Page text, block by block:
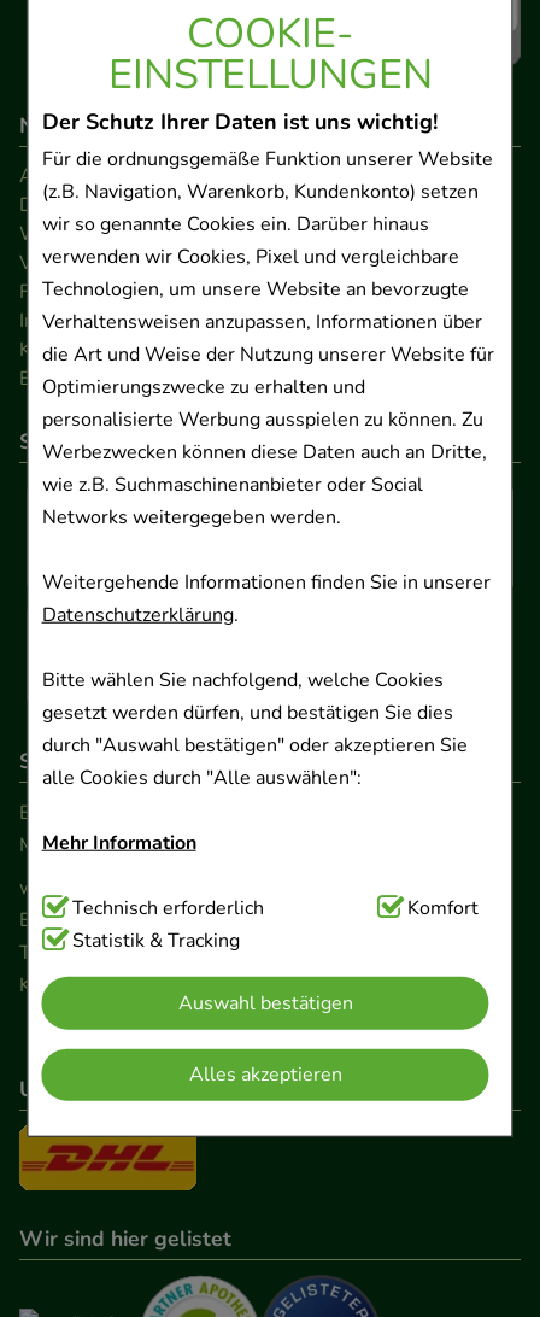
COOKIE-
EINSTELLUNGEN
Der Schutz Ihrer Daten ist uns wichtig!
Für die ordnungsgemäße Funktion unserer Website
(z.B. Navigation, Warenkorb, Kundenkonto) setzen
wir so genannte Cookies ein. Darüber hinaus
verwenden wir Cookies, Pixel und vergleichbare
Technologien, um unsere Website an bevorzugte
Verhaltensweisen anzupassen, Informationen über
die Art und Weise der Nutzung unserer Website für
Optimierungszwecke zu erhalten und
personalisierte Werbung ausspielen zu können. Zu
Werbezwecken können diese Daten auch an Dritte,
wie z.B. Suchmaschinenanbieter oder Social
Networks weitergegeben werden.
Weitergehende Informationen finden Sie in unserer
Datenschutzerklärung.
Bitte wählen Sie nachfolgend, welche Cookies
gesetzt werden dürfen, und bestätigen Sie dies
durch "Auswahl bestätigen" oder akzeptieren Sie
alle Cookies durch "Alle auswählen":
Mehr Information
Technisch Notwendig:Hierbei handelt es sich um
Cookies, die für die Grundfunktionen unserer
Website notwendig sind (z.B. Navigation,
Warenkorb, Kundenkonto), weshalb auf diese nicht
verzichtet werden kann.
Komfort:Diese Cookies werden genutzt um das
Einkaufserlebnis noch ansprechender zu gestalten,
beispielsweise für die Wiedererkennung des
Verhaltensweisen (z.B. Spracheinstellung)
anzupassen. Komfort-Cookies ermöglichen es uns
auch auf Ihre Bedürfnisse zugeschrittene Inhalte
Technisch erforderlich
Komfort
Statistik & Tracking
Auswahl bestätigen
Alles akzeptieren
Navigation
AGB
Datenschutz
Widerrufsrecht
Versandkosten
FAQ
Impressum
Kontakt
Barrierefreiheitserklärung
So können Sie bezahlen
So erreichen Sie uns
Beratung und Kundenservice:
Montag - Freitag von 9.00 bis 17.00 Uhr
www.ApoSalis.de
Ernst-August-Platz 2 · 30159 Hannover
Telefon 0511 89 71 80 0 · Fax 0511 89 71 80 11
Kontaktformular
Unser Versanddienstleister
Wir sind hier gelistet